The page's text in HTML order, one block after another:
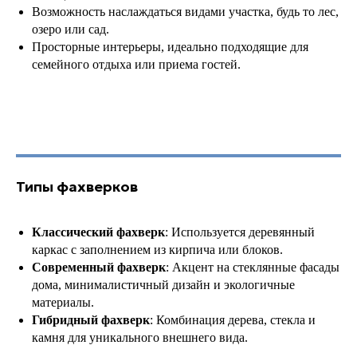
Возможность наслаждаться видами участка, будь то лес,
озеро или сад.
Просторные интерьеры, идеально подходящие для
семейного отдыха или приема гостей.
Типы фахверков
Классический фахверк: Используется деревянный
каркас с заполнением из кирпича или блоков.
Современный фахверк: Акцент на стеклянные фасады
дома, минималистичный дизайн и экологичные
материалы.
Гибридный фахверк: Комбинация дерева, стекла и
камня для уникального внешнего вида.